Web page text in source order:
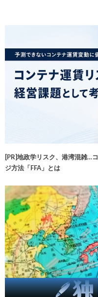
[PR]地政学リスク、港湾混雑…
ジ方法「FFA」とは